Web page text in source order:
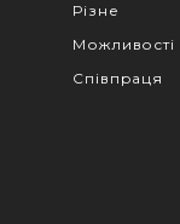
Різне
Можливості
Співпраця